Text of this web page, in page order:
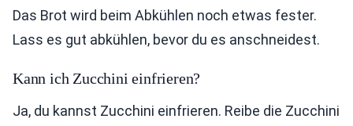
Das Brot wird beim Abkühlen noch etwas fester.
Lass es gut abkühlen, bevor du es anschneidest.
Kann ich Zucchini einfrieren?
Ja, du kannst Zucchini einfrieren. Reibe die Zucchini